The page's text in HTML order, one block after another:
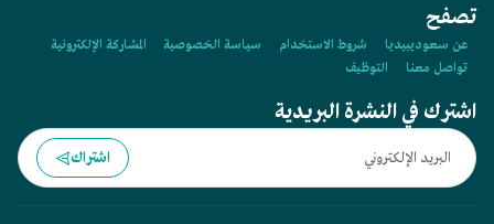
تصفح
عن سعوديبيديا شروط الاستخدام سياسة الخصوصية
المشاركة الإلكترونية
تواصل معنا
التوظيف
اشترك في النشرة البريدية
اشتراك